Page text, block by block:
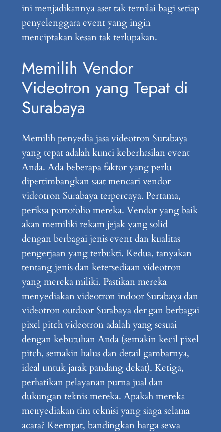
ini menjadikannya aset tak ternilai bagi setiap
penyelenggara event yang ingin
menciptakan kesan tak terlupakan.
Memilih Vendor
Videotron yang Tepat di
Surabaya
Memilih penyedia jasa videotron Surabaya
yang tepat adalah kunci keberhasilan event
Anda. Ada beberapa faktor yang perlu
dipertimbangkan saat mencari vendor
videotron Surabaya terpercaya. Pertama,
periksa portofolio mereka. Vendor yang baik
akan memiliki rekam jejak yang solid
dengan berbagai jenis event dan kualitas
pengerjaan yang terbukti. Kedua, tanyakan
tentang jenis dan ketersediaan videotron
yang mereka miliki. Pastikan mereka
menyediakan videotron indoor Surabaya dan
videotron outdoor Surabaya dengan berbagai
pixel pitch videotron adalah yang sesuai
dengan kebutuhan Anda (semakin kecil pixel
pitch, semakin halus dan detail gambarnya,
ideal untuk jarak pandang dekat). Ketiga,
perhatikan pelayanan purna jual dan
dukungan teknis mereka. Apakah mereka
menyediakan tim teknisi yang siaga selama
acara? Keempat, bandingkan harga sewa